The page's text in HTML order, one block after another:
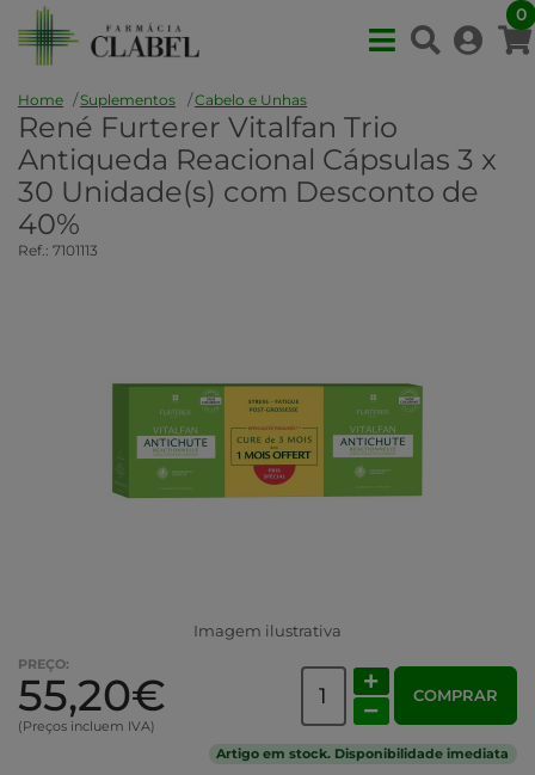
0
Home Suplementos Cabelo e Unhas
René Furterer Vitalfan Trio
Antiqueda Reacional Cápsulas 3 x
30 Unidade(s) com Desconto de
40%
Ref.: 7101113
Imagem ilustrativa
PREÇO:
55,20€
(Preços incluem IVA)
COMPRAR
Artigo em stock. Disponibilidade imediata